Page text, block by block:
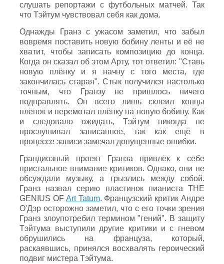
слушать репортажи с футбольных матчей. Так
что Тэйтум чувствовал себя как дома.
Однажды Гранз с ужасом заметил, что забыл
вовремя поставить новую бобину ленты и её не
хватит, чтобы записать композицию до конца.
Когда он сказал об этом Арту, тот ответил: "Ставь
новую плёнку и я начну с того места, где
закончилась старая". Стык получился настолько
точным, что Гранзу не пришлось ничего
подправлять. Он всего лишь склеил концы
плёнок и перемотал плёнку на новую бобину. Как
и следовало ожидать, Тэйтум никогда не
прослушивал записанное, так как ещё в
процессе записи замечал допущенные ошибки.
Грандиозный проект Гранза привлёк к себе
пристальное внимание критиков. Однако, они не
обсуждали музыку, а грызлись между собой.
Гранз назвал серию пластинок пианиста THE
GENIUS OF Art Tatum. Французский критик Андре
О'Дэр осторожно заметил, что с его точки зрения
Гранз злоупотребил термином "гений". В защиту
Тэйтума выступили другие критики и с гневом
обрушились на француза, который,
раскаявшись, принялся восхвалять героический
подвиг мистера Тэйтума.